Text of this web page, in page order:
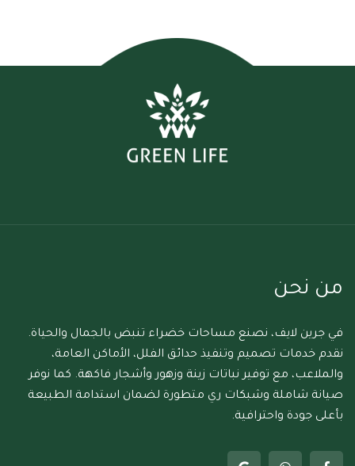
من نحن
في جرين لايف، نصنع مساحات خضراء تنبض بالجمال والحياة.
نقدم خدمات تصميم وتنفيذ حدائق الفلل، الأماكن العامة،
والملاعب، مع توفير نباتات زينة وزهور وأشجار فاكهة. كما نوفر
صيانة شاملة وشبكات ري متطورة لضمان استدامة الطبيعة
بأعلى جودة واحترافية.